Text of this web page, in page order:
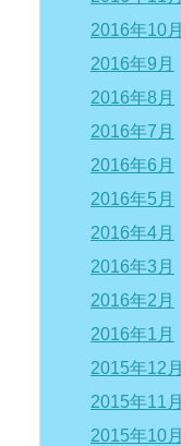
2016年10月
2016年9月
2016年8月
2016年7月
2016年6月
2016年5月
2016年4月
2016年3月
2016年2月
2016年1月
2015年12月
2015年11月
2015年10月